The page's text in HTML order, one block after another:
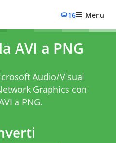
16 Menu
AVI a PNG
Audio/Visual
Graphics con
a PNG.